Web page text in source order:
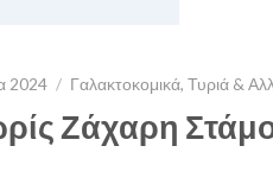
2024 / Γαλακτοκομικά, Τυριά &
Ζάχαρη